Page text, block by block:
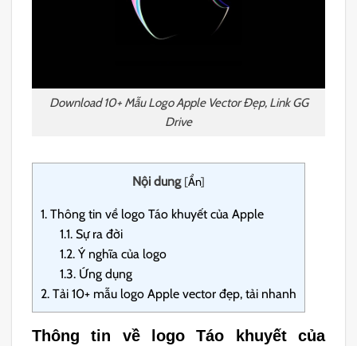
Download 10+ Mẫu Logo Apple Vector Đẹp, Link GG
Drive
Nội dung [Ẩn]
1. Thông tin về logo Táo khuyết của Apple
1.1. Sự ra đời
1.2. Ý nghĩa của logo
1.3. Ứng dụng
2. Tải 10+ mẫu logo Apple vector đẹp, tải nhanh
Thông tin về logo Táo khuyết của